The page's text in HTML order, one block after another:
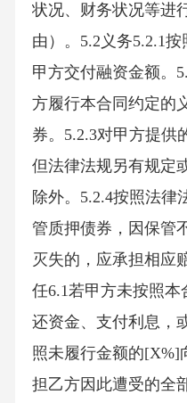
状况、财务状况等进
由）。5.2义务5.2.1
甲方交付融资金额。
方履行本合同约定的
券。5.2.3对甲方提供
但法律法规另有规定
除外。5.2.4按照法律
管质押债券，因保管
灭失的，应承担相应
任6.1若甲方未按照
还资金、支付利息，
照未履行金额的[X%]
担乙方因此遭受的全